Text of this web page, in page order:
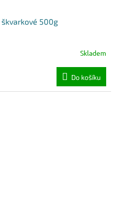
škvarkové 500g
Skladem
Do košíku